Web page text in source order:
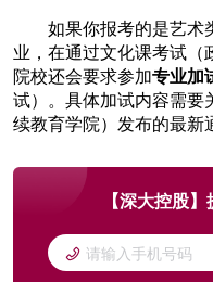
如果你报考的是艺术
业，在通过文化课考试（
院校还会要求参加专业加
试）。具体加试内容需要
续教育学院）发布的最新
【深大控股